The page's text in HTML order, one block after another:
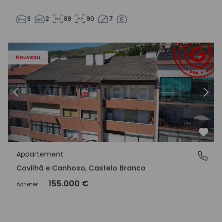
3 2 89 90 7
Nouveau
- 18
Appartement T2 Covilhã, Covilhã e Canhoso - 1497806 -
Précédent
Covilhã e Canhoso, Castelo Branco
Appartement
Covilhã e Canhoso, Castelo Branco
Acheter 155.000 €